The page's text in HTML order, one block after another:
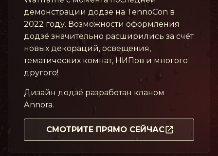
демонстрации додзё на TennoCon в
2022 году. Возможности оформления
додзё значительно расширились за счёт
новых декораций, освещения,
тематических комнат, НИПов и многого
другого!
Дизайн додзё разработан кланом
Annora.
СМОТРИТЕ ПРЯМО СЕЙЧАС